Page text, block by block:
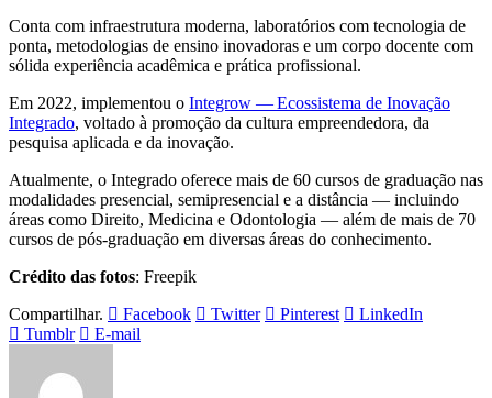
Conta com infraestrutura moderna, laboratórios com tecnologia de
ponta, metodologias de ensino inovadoras e um corpo docente com
sólida experiência acadêmica e prática profissional.
Em 2022, implementou o Integrow — Ecossistema de Inovação
Integrado, voltado à promoção da cultura empreendedora, da
pesquisa aplicada e da inovação.
Atualmente, o Integrado oferece mais de 60 cursos de graduação nas
modalidades presencial, semipresencial e a distância — incluindo
áreas como Direito, Medicina e Odontologia — além de mais de 70
cursos de pós-graduação em diversas áreas do conhecimento.
Crédito das fotos: Freepik
Compartilhar.
Facebook Twitter Pinterest
LinkedIn
Tumblr
E-mail